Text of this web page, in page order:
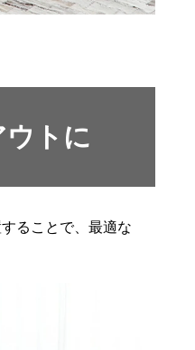
トに
ることで、最適な